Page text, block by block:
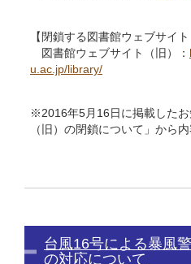
【閉鎖する図書館ウェブサイト
図書館ウェブサイト（旧）：
u.ac.jp/library/
※2016年5月16日に掲載した
（旧）の閉鎖について」から
台風16号による暴風
の対応について